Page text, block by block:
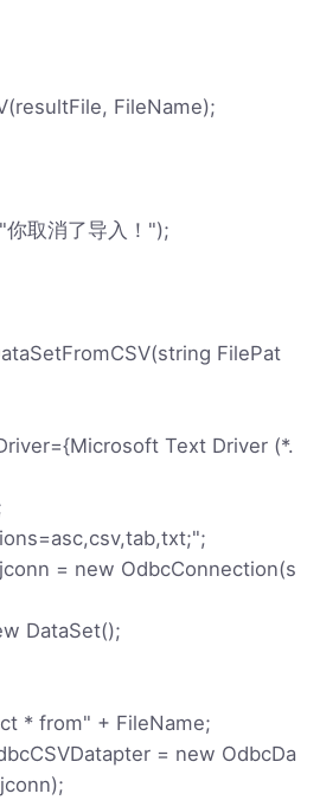
FileName);
取消了导入！");
FilePat
Text Driver (*.
= new OdbcConnection(s
DataSet();
* from" + FileName;
= new OdbcDa